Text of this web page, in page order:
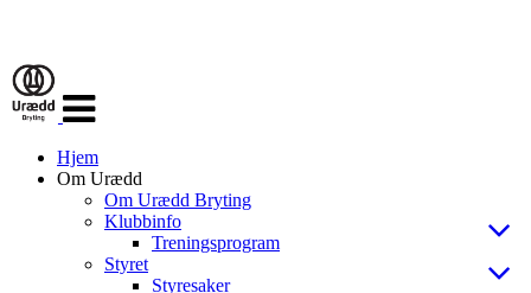
navigasjon
Hjem
Om Urædd
Om Urædd Bryting
Klubbinfo
Treningsprogram
Styret
Styresaker